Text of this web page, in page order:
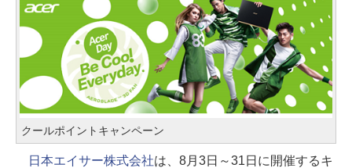
クールポイントキャンペーン
日本エイサー株式会社は、8月3日～31日に開催するキ